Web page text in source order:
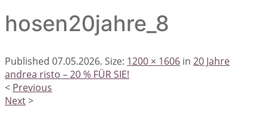
hosen20jahre_8
Published 07.05.2026. Size: 1200 × 1606 in 20 Jahre
andrea risto – 20 % FÜR SIE!
< Previous
Next>